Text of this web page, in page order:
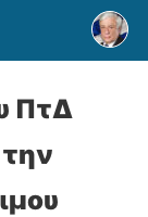
ΠτΔ